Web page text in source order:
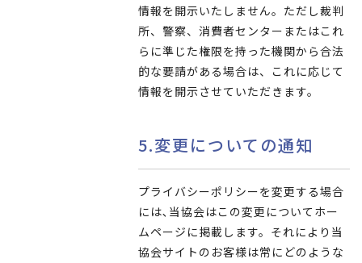
情報を開示いたしません。ただし裁判
所、警察、消費者センターまたはこれ
らに準じた権限を持った機関から合法
的な要請がある場合は、これに応じて
情報を開示させていただきます。
5.変更についての通知
プライバシーポリシーを変更する場合
には､当協会はこの変更についてホー
ムページに掲載します。それにより当
協会サイトのお客様は常にどのような